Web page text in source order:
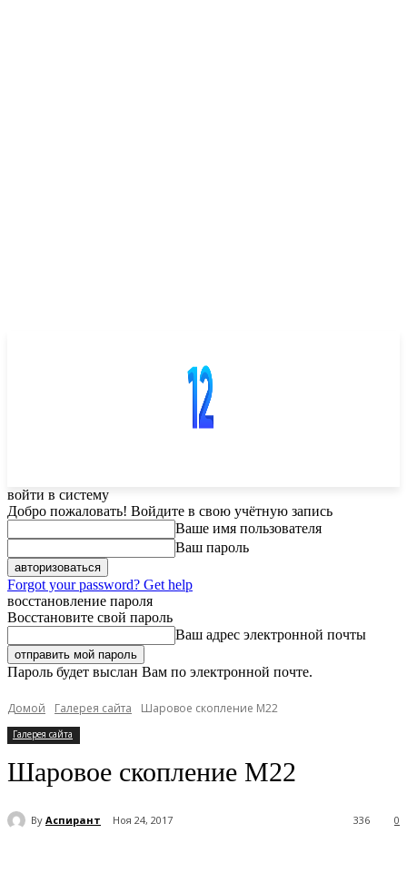
войти в систему
Добро пожаловать! Войдите в свою учётную запись
Ваше имя пользователя
Ваш пароль
Forgot your password? Get help
восстановление пароля
Восстановите свой пароль
Ваш адрес электронной почты
Пароль будет выслан Вам по электронной почте.
Домой Галерея сайта Шаровое скопление M22
Галерея сайта
Шаровое скопление M22
By Аспирант Ноя 24, 2017 0
336